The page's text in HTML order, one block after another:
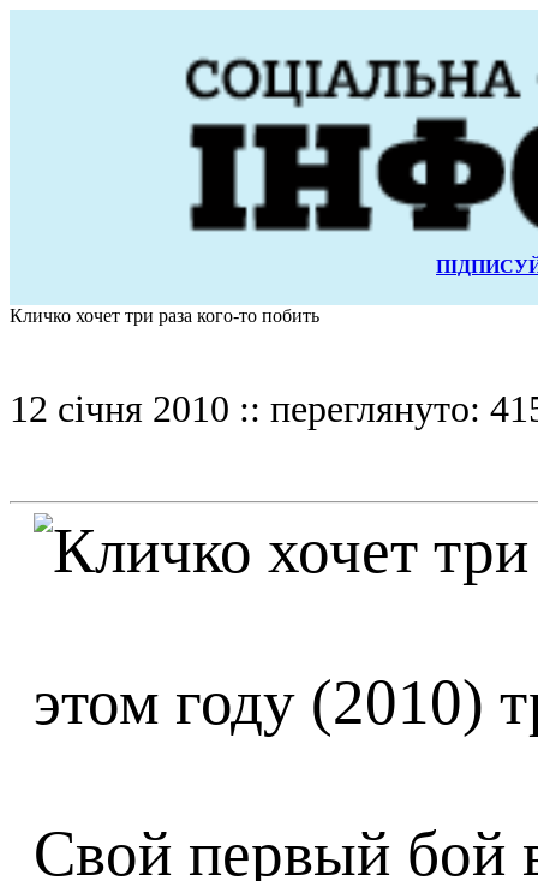
Кличко хочет три раза кого-то побить
12 січня 2010 :: переглянуто:
этом году (2010)
Свой первый бой